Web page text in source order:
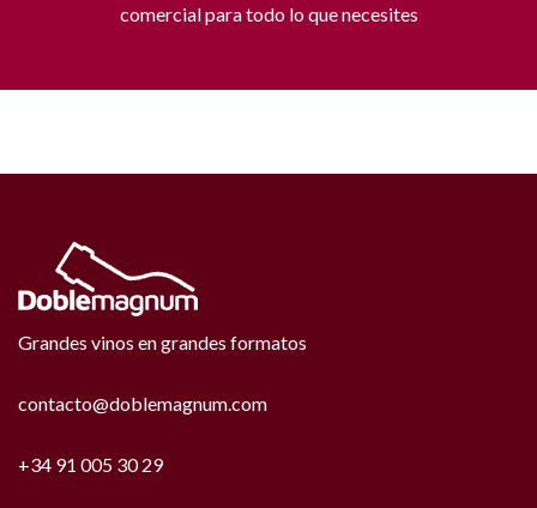
comercial para todo lo que necesites
Grandes vinos en grandes formatos
contacto@doblemagnum.com
+34 91 005 30 29